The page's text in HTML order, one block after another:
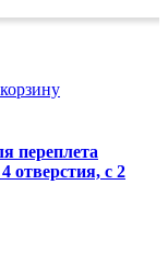
переплета
отверстия, с 2